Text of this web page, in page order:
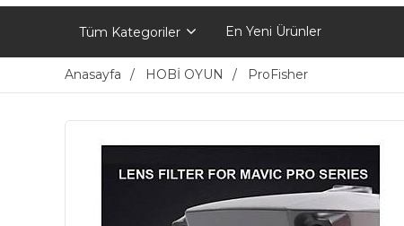
Tüm Kategoriler En Yeni Ürünler
Anasayfa HOBİ OYUN ProFisher